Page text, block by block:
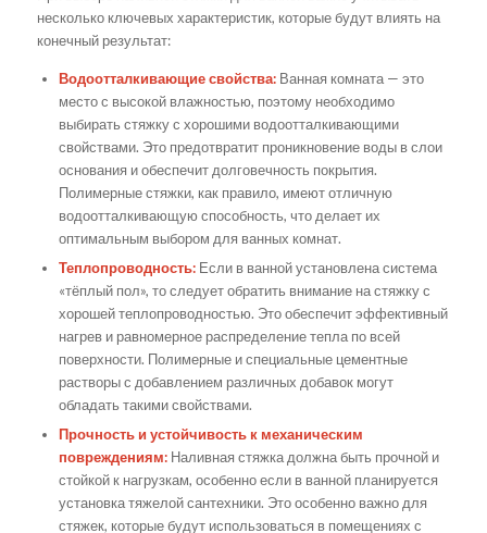
несколько ключевых характеристик, которые будут влиять на
конечный результат:
Водоотталкивающие свойства:Ванная комната — это
место с высокой влажностью, поэтому необходимо
выбирать стяжку с хорошими водоотталкивающими
свойствами. Это предотвратит проникновение воды в слои
основания и обеспечит долговечность покрытия.
Полимерные стяжки, как правило, имеют отличную
водоотталкивающую способность, что делает их
оптимальным выбором для ванных комнат.
Теплопроводность:Если в ванной установлена система
«тёплый пол», то следует обратить внимание на стяжку с
хорошей теплопроводностью. Это обеспечит эффективный
нагрев и равномерное распределение тепла по всей
поверхности. Полимерные и специальные цементные
растворы с добавлением различных добавок могут
обладать такими свойствами.
Прочность и устойчивость к механическим
повреждениям:Наливная стяжка должна быть прочной и
стойкой к нагрузкам, особенно если в ванной планируется
установка тяжелой сантехники. Это особенно важно для
стяжек, которые будут использоваться в помещениях с